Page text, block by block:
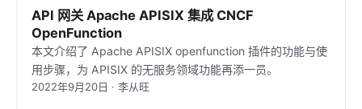
API 网关 Apache APISIX 集成 CNCF
OpenFunction
本文介绍了 Apache APISIX openfunction 插件的功能与使
用步骤，为 APISIX 的无服务领域功能再添一员。
2022年9月20日 · 李从旺